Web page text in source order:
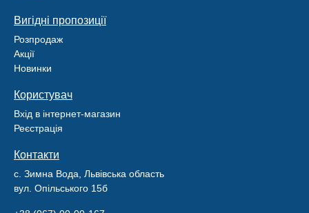
Вигідні пропозиції
Розпродаж
Акції
Новинки
Користувач
Вхід в інтернет-магазин
Реєстрація
Контакти
с. Зимна Вода, Львівська область
вул. Опільського 15б